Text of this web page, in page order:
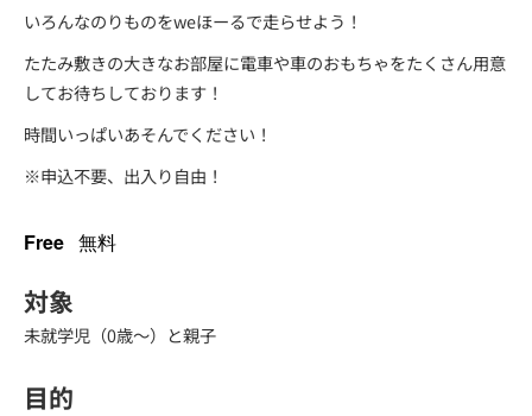
いろんなのりものをweほーるで走らせよう！
たたみ敷きの大きなお部屋に電車や車のおもちゃをたくさん用意
してお待ちしております！
時間いっぱいあそんでください！
※申込不要、出入り自由！
Free 無料
対象
未就学児（0歳～）と親子
目的